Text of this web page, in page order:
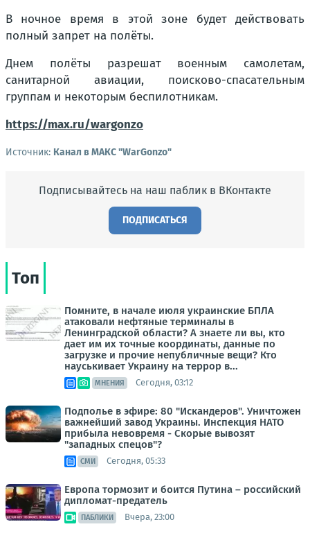
В ночное время в этой зоне будет действовать
полный запрет на полёты.
Днем полёты разрешат военным самолетам,
санитарной авиации, поисково-спасательным
группам и некоторым беспилотникам.
https://max.ru/wargonzo
Источник: Канал в МАКС "WarGonzo"
Подписывайтесь на наш паблик в ВКонтакте
ПОДПИСАТЬСЯ
Топ
Помните, в начале июля украинские БПЛА
атаковали нефтяные терминалы в
Ленинградской области? А знаете ли вы, кто
дает им их точные координаты, данные по
загрузке и прочие непубличные вещи? Кто
науськивает Украину на террор в...
МНЕНИЯ Сегодня, 03:12
Подполье в эфире: 80 "Искандеров". Уничтожен
важнейший завод Украины. Инспекция НАТО
прибыла невовремя - Скорые вывозят
"западных спецов"?
СМИ Сегодня, 05:33
Европа тормозит и боится Путина – российский
дипломат-предатель
ПАБЛИКИ Вчера, 23:00